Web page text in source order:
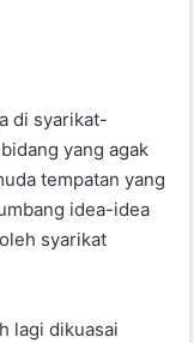
di syarikat-
yang agak
tempatan yang
idea-idea
syarikat
lagi dikuasai